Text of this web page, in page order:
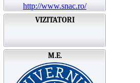
http://www.snac.ro/
VIZITATORI
M.E.